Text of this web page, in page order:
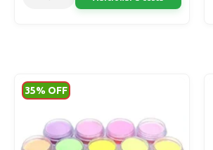
35% OFF